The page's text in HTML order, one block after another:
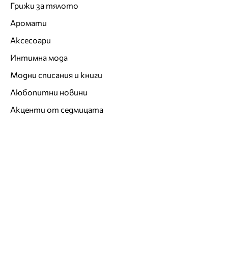
Грижи за тялото
Аромати
Аксесоари
Интимна мода
Модни списания и книги
Любопитни новини
Акценти от седмицата